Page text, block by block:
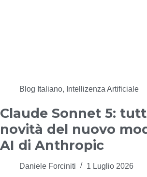
Blog Italiano, Intellizenza Artificiale
Claude Sonnet 5:
novità del nuovo
AI di Anthropic
Daniele Forciniti 1 Luglio 2026